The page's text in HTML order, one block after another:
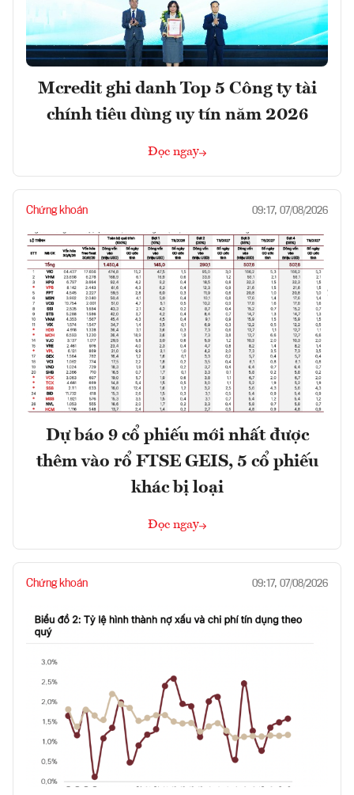
Mcredit ghi danh Top 5 Công ty tài
chính tiêu dùng uy tín năm 2026
Đọc ngay
Chứng khoán 09:17, 07/08/2026
Dự báo 9 cổ phiếu mới nhất được
thêm vào rổ FTSE GEIS, 5 cổ phiếu
khác bị loại
Đọc ngay
Chứng khoán 09:17, 07/08/2026